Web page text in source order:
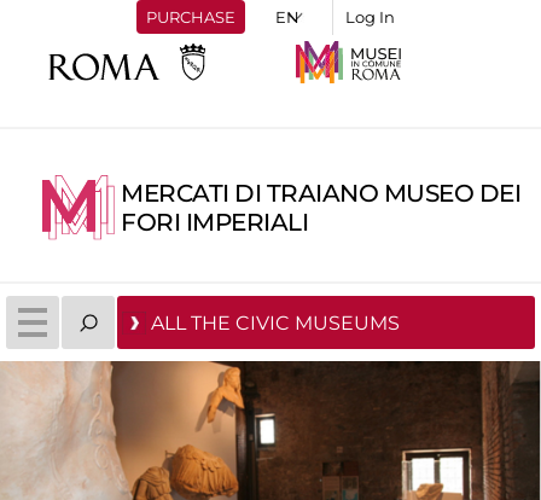
PURCHASE Log In
MERCATI DI TRAIANO MUSEO DEI
FORI IMPERIALI
ALL THE CIVIC MUSEUMS